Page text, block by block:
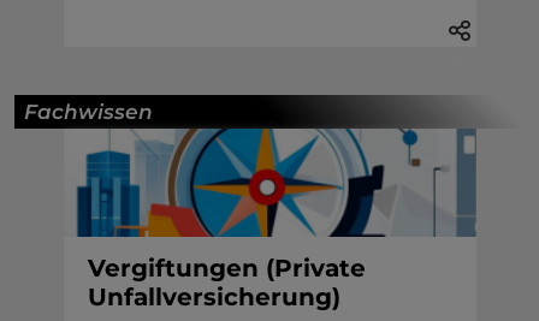
Fachwissen
Vergiftungen (Private
Unfallversicherung)